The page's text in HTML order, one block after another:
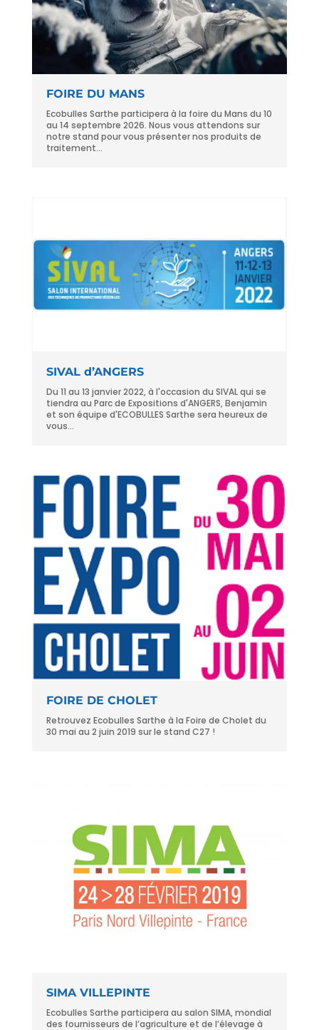
FOIRE DU MANS
Ecobulles Sarthe participera à la foire du Mans du 10
au 14 septembre 2026. Nous vous attendons sur
notre stand pour vous présenter nos produits de
traitement...
SIVAL d’ANGERS
Du 11 au 13 janvier 2022, à l'occasion du SIVAL qui se
tiendra au Parc de Expositions d'ANGERS, Benjamin
et son équipe d'ECOBULLES Sarthe sera heureux de
vous...
FOIRE DE CHOLET
Retrouvez Ecobulles Sarthe à la Foire de Cholet du
30 mai au 2 juin 2019 sur le stand C27 !
SIMA VILLEPINTE
Ecobulles Sarthe participera au salon SIMA, mondial
des fournisseurs de l’agriculture et de l’élevage à